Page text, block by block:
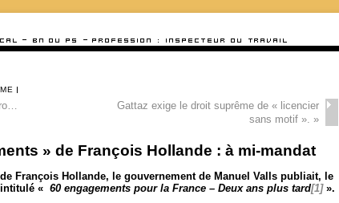
Gattaz exige le droit suprême de « licencier
sans motif ».»
» de François Hollande : à mi-mandat
François Hollande, le gouvernement de Manuel Valls publiait, le
« 60 engagements pour la France – Deux ans plus tard[1]».